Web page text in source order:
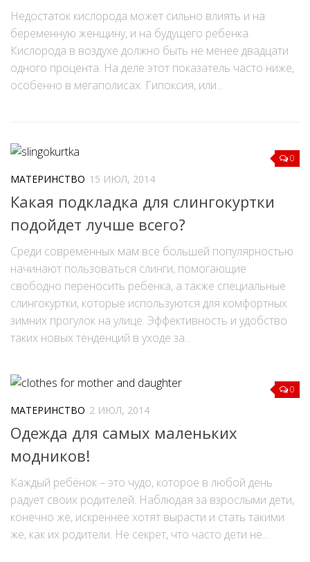
Недостаток кислорода может сильно влиять и на
беременную женщину, и на будущего ребенка.
Кислорода в воздухе должно быть не менее двадцати
одного процента. На деле этот показатель часто ниже,
особенно в мегаполисах. Гипоксия, или...
0
МАТЕРИНСТВО 15 ИЮЛ, 2014
Какая подкладка для слингокуртки
подойдет лучше всего?
Среди современных мам все большей популярностью
начинают пользоваться слинги, помогающие
свободно переносить ребенка, а также специальные
слингокуртки, которые используются для комфортных
зимних прогулок на улице. Эффективность и удобство
таких новых тенденций в уходе за...
0
МАТЕРИНСТВО 2 ИЮЛ, 2014
Одежда для самых маленьких
модников!
Каждый ребёнок – это чудо, которое в любой день
радует своих родителей. Наблюдая за взрослыми дети,
конечно же, искреннее хотят вырасти и стать такими
же, как их родители. Не секрет, что часто дети не...